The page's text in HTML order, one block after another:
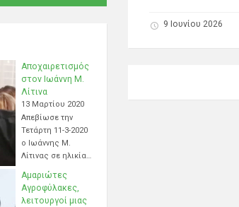
9 Ιουνίου 2026
Αποχαιρετισμός
στον Ιωάννη Μ.
Λίτινα
13 Μαρτίου 2020
Απεβίωσε την
Τετάρτη 11-3-2020
ο Ιωάννης Μ.
Λίτινας σε ηλικία…
Αμαριώτες
Αγροφύλακες,
λειτουργοί μιας